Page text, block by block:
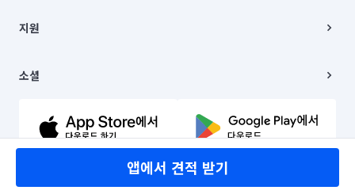
앱에서 견적 받기
상품, 상품정보, 거래에 관한 의무와 책임은 거래당사자에게 있습니다.
언론 보도 관련 문의:
© 유한회사 미소. Miso, Inc. All Rights Reserved.
이사
지원
이용약관
문의하기
소셜
유튜브